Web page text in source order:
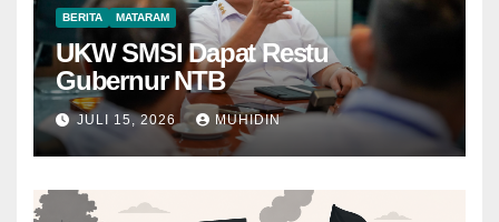
BERITA MATARAM
UKW SMSI Dapat Restu
Gubernur NTB
JULI 15, 2026 MUHIDIN